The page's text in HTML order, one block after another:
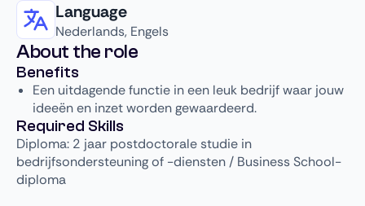
Language
Nederlands, Engels
About the role
Benefits
Een uitdagende functie in een leuk bedrijf waar jouw
ideeën en inzet worden gewaardeerd.
Required Skills
Diploma: 2 jaar postdoctorale studie in
bedrijfsondersteuning of -diensten / Business School-
diploma